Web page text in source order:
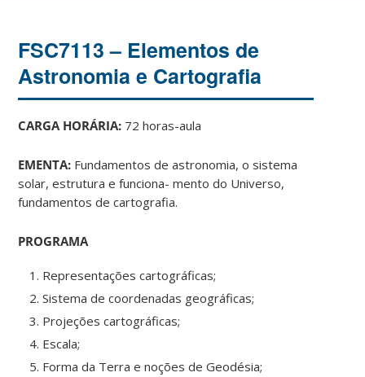
FSC7113 – Elementos de
Astronomia e Cartografia
CARGA HORÁRIA: 72 horas-aula
EMENTA: Fundamentos de astronomia, o sistema
solar, estrutura e funciona- mento do Universo,
fundamentos de cartografia.
PROGRAMA
Representações cartográficas;
Sistema de coordenadas geográficas;
Projeções cartográficas;
Escala;
Forma da Terra e noções de Geodésia;